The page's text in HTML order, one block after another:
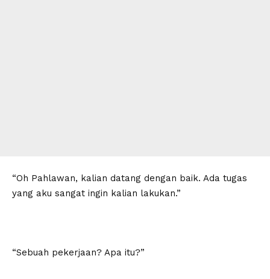
“Oh Pahlawan, kalian datang dengan baik. Ada tugas
yang aku sangat ingin kalian lakukan.”
“Sebuah pekerjaan? Apa itu?”